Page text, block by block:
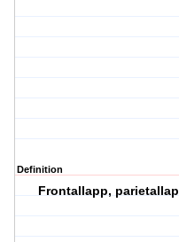
Definition
Frontallapp,